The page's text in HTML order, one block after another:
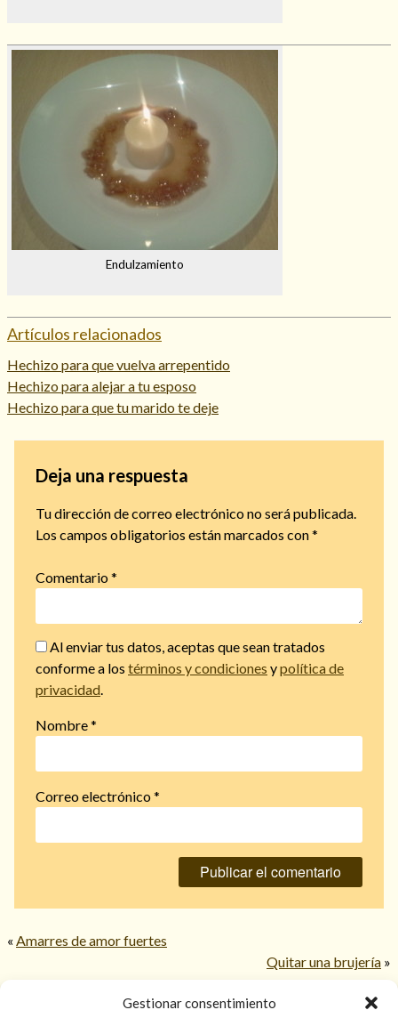
Gestionar consentimiento
Endulzamiento
Artículos relacionados
Hechizo para que vuelva arrepentido
Hechizo para alejar a tu esposo
Hechizo para que tu marido te deje
Deja una respuesta
Tu dirección de correo electrónico no será publicada.
Los campos obligatorios están marcados con*
Comentario*
Al enviar tus datos, aceptas que sean tratados
conforme a los términos y condiciones ypolítica de
privacidad
Nombre*
Correo electrónico*
« Amarres de amor fuertes
Quitar una brujería »